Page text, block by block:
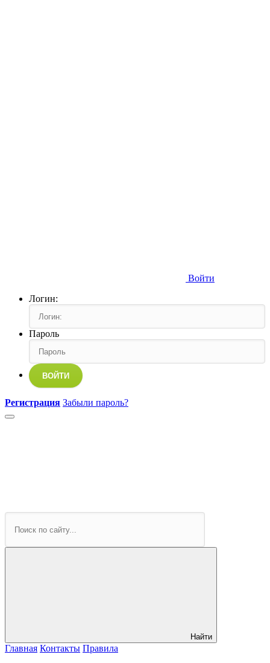
Войти
Логин:
Пароль
ВОЙТИ
Регистрация Забыли пароль?
Найти
Главная Контакты Правила